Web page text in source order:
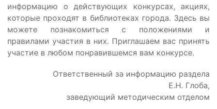
информацию о действующих конкурсах, акциях,
которые проходят в библиотеках города. Здесь вы
можете познакомиться с положениями и
правилами участия в них. Приглашаем вас принять
участие в любом понравившемся вам конкурсе.
Ответственный за информацию раздела
Е.Н. Глоба,
заведующий методическим отделом